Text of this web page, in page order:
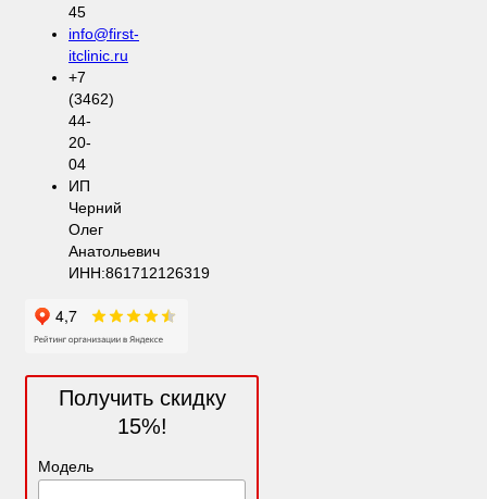
45
info@first-
itclinic.ru
+7
(3462)
44-
20-
04
ИП
Черний
Олег
Анатольевич
ИНН:861712126319
Получить скидку
15%!
Модель